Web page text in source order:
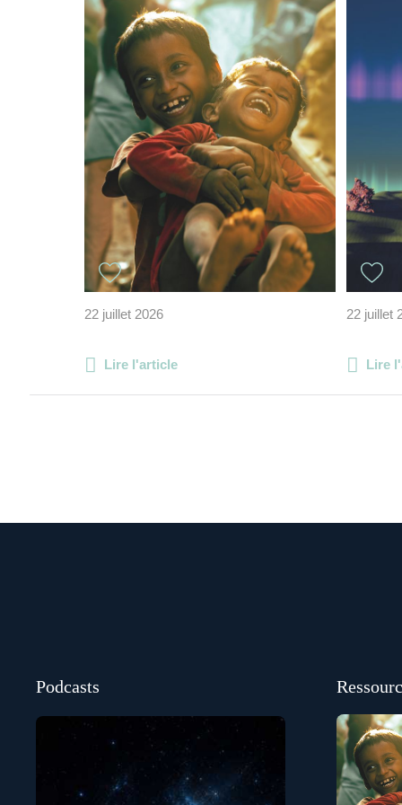
22 juillet 2026
Lire l'article
22 juillet
Lire
Podcasts